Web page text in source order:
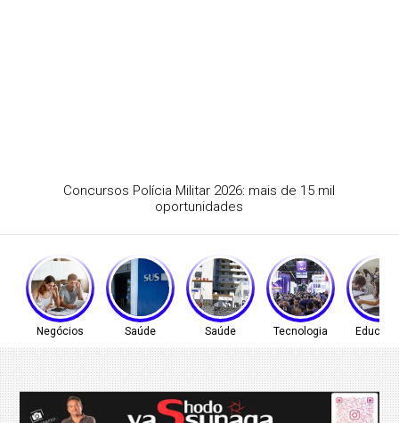
Elanco amplia projeções para 2026 após crescimento de
10%
Negócios Saúde Saúde Tecnologia